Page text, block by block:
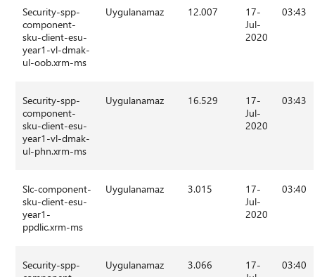
Security-spp-
component-
sku-client-esu-
year1-vl-dmak-
ul-oob.xrm-ms
Uygulanamaz 12.007
17-
Jul-
2020
03:43
Security-spp-
component-
sku-client-esu-
year1-vl-dmak-
ul-phn.xrm-ms
Uygulanamaz 16.529
17-
Jul-
2020
03:43
Slc-component-
sku-client-esu-
year1-
ppdlic.xrm-ms
Uygulanamaz 3.015
17-
Jul-
2020
03:40
Security-spp-
Uygulanamaz 3.066
17-
03:40